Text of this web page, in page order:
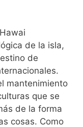
de la isla,
de
mantenimiento
que se
de la forma
cosas. Como